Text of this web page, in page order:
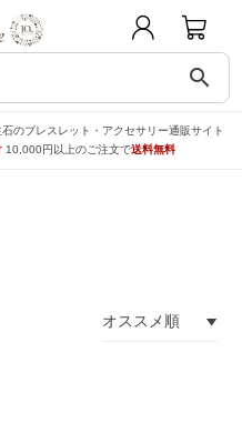
search
のブレスレット・アクセサリー通販サイト
10,000円以上のご注文で送料無料